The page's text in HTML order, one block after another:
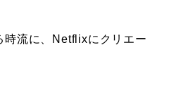
流に、Netflixにクリエー